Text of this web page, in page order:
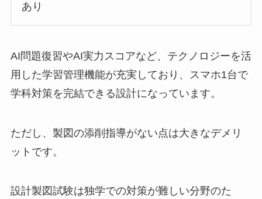
あり
AI問題復習やAI実力スコアなど、テクノロジーを活
用した学習管理機能が充実しており、スマホ1台で
学科対策を完結できる設計になっています。
ただし、製図の添削指導がない点は大きなデメリ
ットです。
設計製図試験は独学での対策が難しい分野のた